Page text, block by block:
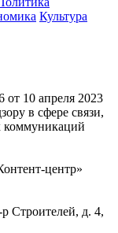
Культура
10 апреля 2023
в сфере связи,
коммуникаций
центр»
Строителей, д. 4,